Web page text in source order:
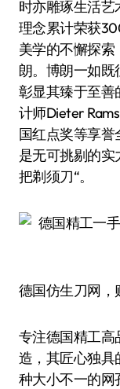
时亦雕琢生活
理念累计荣获
美学的不懈探
朗。博朗一如既
彰显其臻于至善
计师Dieter
国红点奖等享
是无可挑剔的实
把剃须刀“。
德国仿生刀网，
专注德国精工高
造，其匠心独具
种大小不一的网